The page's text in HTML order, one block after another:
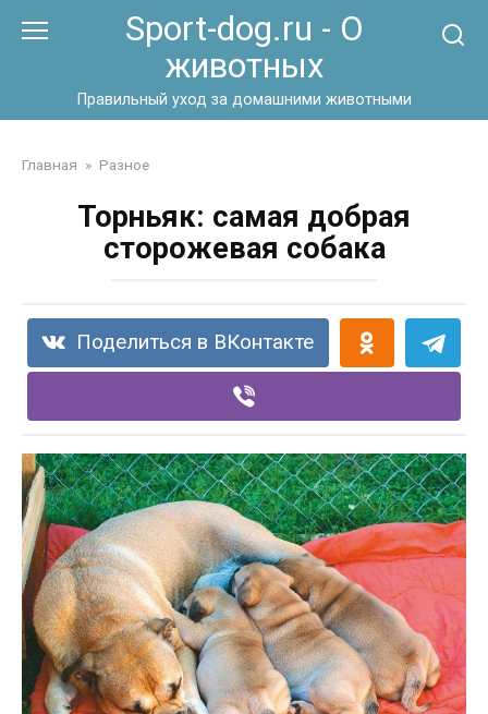
Sport-dog.ru - О
животных
Правильный уход за домашними животными
Главная » Разное
Торньяк: самая добрая
сторожевая собака
Поделиться в ВКонтакте